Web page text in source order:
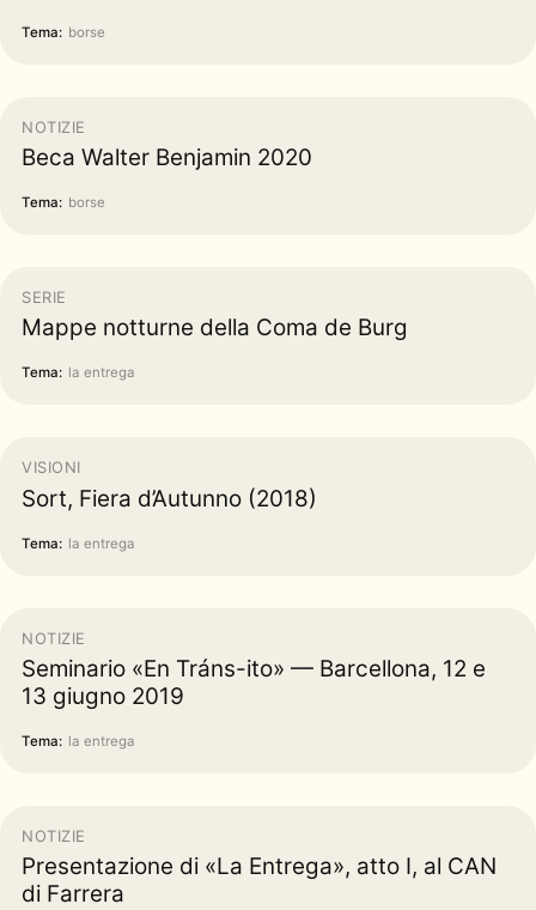
Tema: borse
NOTIZIE
Beca Walter Benjamin 2020
Tema: borse
SERIE
Mappe notturne della Coma de Burg
Tema: la entrega
VISIONI
Sort, Fiera d’Autunno (2018)
Tema: la entrega
NOTIZIE
Seminario «En Tráns-ito» — Barcellona, 12 e
13 giugno 2019
Tema: la entrega
NOTIZIE
Presentazione di «La Entrega», atto I, al CAN
di Farrera